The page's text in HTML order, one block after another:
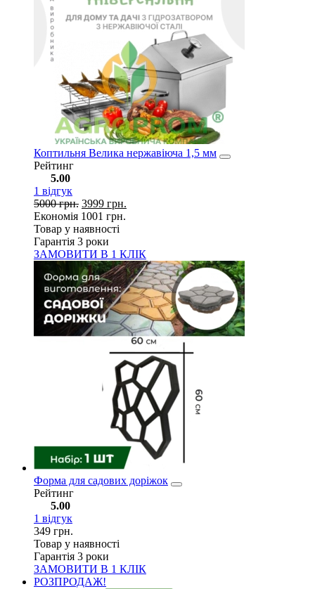
Коптильня Велика нержавіюча 1,5 мм
Рейтинг
5.00
1 відгук
5000грн. 3999 грн.
Економія 1001 грн.
Товар у наявності
Гарантія 3 роки
ЗАМОВИТИ В 1 КЛІК
Форма для садових доріжок
Рейтинг
5.00
1 відгук
349 грн.
Товар у наявності
Гарантія 3 роки
ЗАМОВИТИ В 1 КЛІК
РОЗПРОДАЖ!